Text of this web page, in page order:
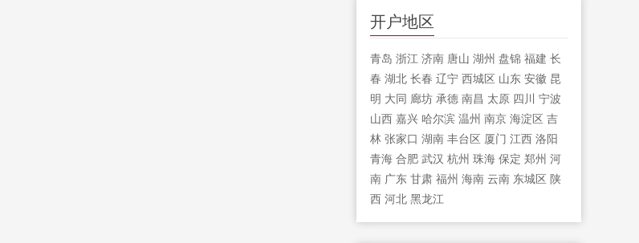
开户地区
青岛 浙江 济南 唐山 湖州 盘锦 福建 长
春 湖北 长春 辽宁 西城区 山东 安徽 昆
明 大同 廊坊 承德 南昌 太原 四川
宁波
山西 嘉兴 哈尔滨 温州 南京 海淀区 吉
林 张家口 湖南 丰台区 厦门 江西 洛阳
青海 合肥 武汉 杭州 珠海 保定 郑州 河
南 广东 甘肃 福州 海南 云南 东城区 陕
西 河北 黑龙江